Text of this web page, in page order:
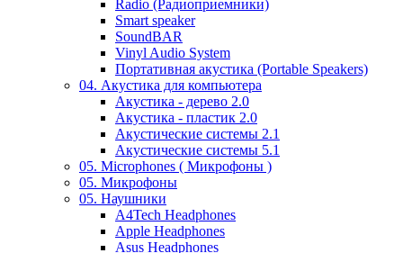
Radio (Радиоприемники)
Smart speaker
SoundBAR
Vinyl Audio System
Портативная акустика (Portable Speakers)
04. Акустика для компьютера
Акустика - дерево 2.0
Акустика - пластик 2.0
Акустические системы 2.1
Акустические системы 5.1
05. Microphones ( Микрофоны )
05. Микрофоны
05. Наушники
A4Tech Headphones
Apple Headphones
Asus Headphones